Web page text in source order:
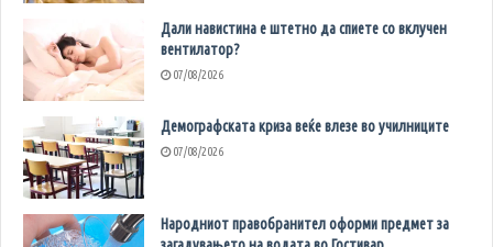
Дали навистина е штетно да спиете со вклучен
вентилатор?
07/08/2026
Демографската криза веќе влезе во училниците
07/08/2026
Народниот правобранител оформи предмет за